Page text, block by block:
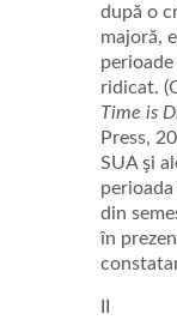
după o
majoră,
ridicat.
Time is
Press,
SUA şi
din
în